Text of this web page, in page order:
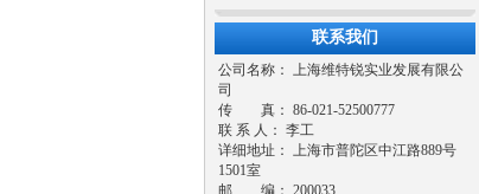
联系我们
公司名称： 上海维特锐实业发展有限公
司
传 真： 86-021-52500777
联 系 人： 李工
详细地址： 上海市普陀区中江路889号
1501室
邮 编： 200033